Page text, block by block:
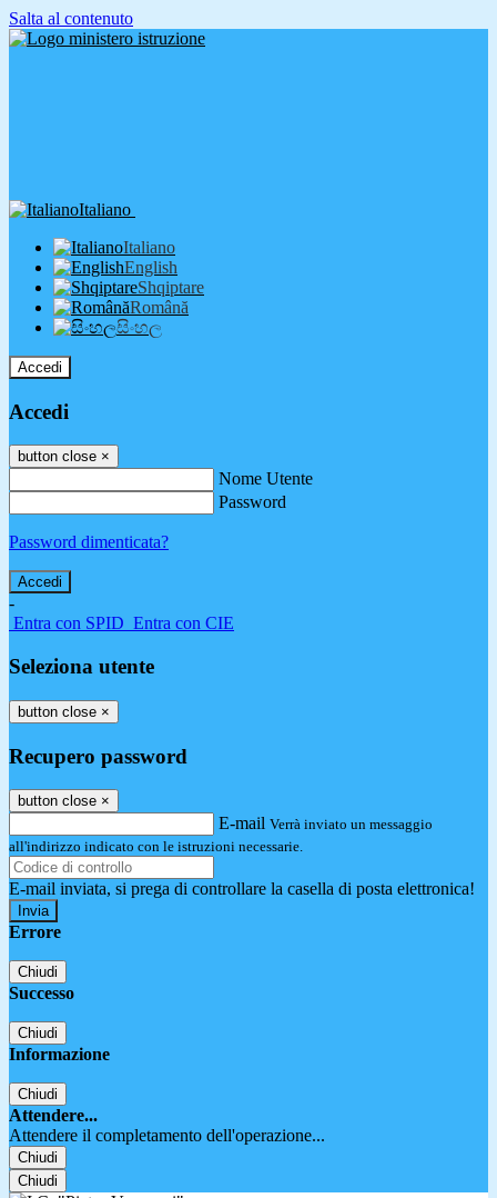
Salta al contenuto
Italiano
Italiano
English
Shqiptare
Română
සිංහල
Accedi
Accedi
button close ×
Nome Utente
Password
Password dimenticata?
-
Entra con SPID Entra con CIE
Seleziona utente
button close ×
Recupero password
button close ×
E-mail Verrà inviato un messaggio
all'indirizzo indicato con le istruzioni necessarie.
E-mail inviata, si prega di controllare la casella di posta elettronica!
Errore
Chiudi
Successo
Chiudi
Informazione
Chiudi
Attendere...
Attendere il completamento dell'operazione...
Chiudi
Chiudi